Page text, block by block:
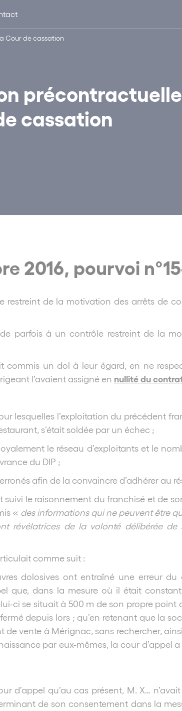
Cour de cassation
précontractuelle
cassation
2016, pourvoi
de la motivation des arrêts de
parfois à un contrôle restreint de la
commis un dol à leur égard, en ne
l’avaient assigné en nullité du
lesquelles l’exploitation du précédent
s’était soldée par un échec ;
le réseau d’exploitants et le
du DIP ;
afin de la convaincre d’adhérer au
suivi le raisonnement du franchisé et de
« des informations qui ne peuvent être
révélatrices de la volonté délibérée
comme suit :
dolosives ont entraîné une erreur
que, dans la mesure où il était
ci se situait à 500 m de son propre point
depuis lors ; qu’en retenant que la
vente à Mérignac, sans rechercher,
par eux-mêmes, la cour d’appel
d’appel qu’au cas présent, M. X…
de son consentement dans la